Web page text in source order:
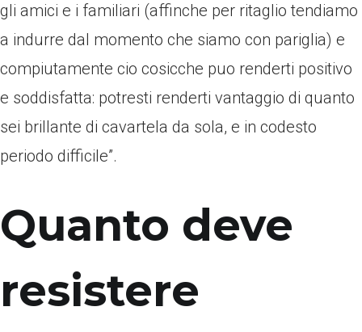
gli amici e i familiari (affinche per ritaglio tendiamo
a indurre dal momento che siamo con pariglia) e
compiutamente cio cosicche puo renderti positivo
e soddisfatta: potresti renderti vantaggio di quanto
sei brillante di cavartela da sola, e in codesto
periodo difficile”.
Quanto deve
resistere